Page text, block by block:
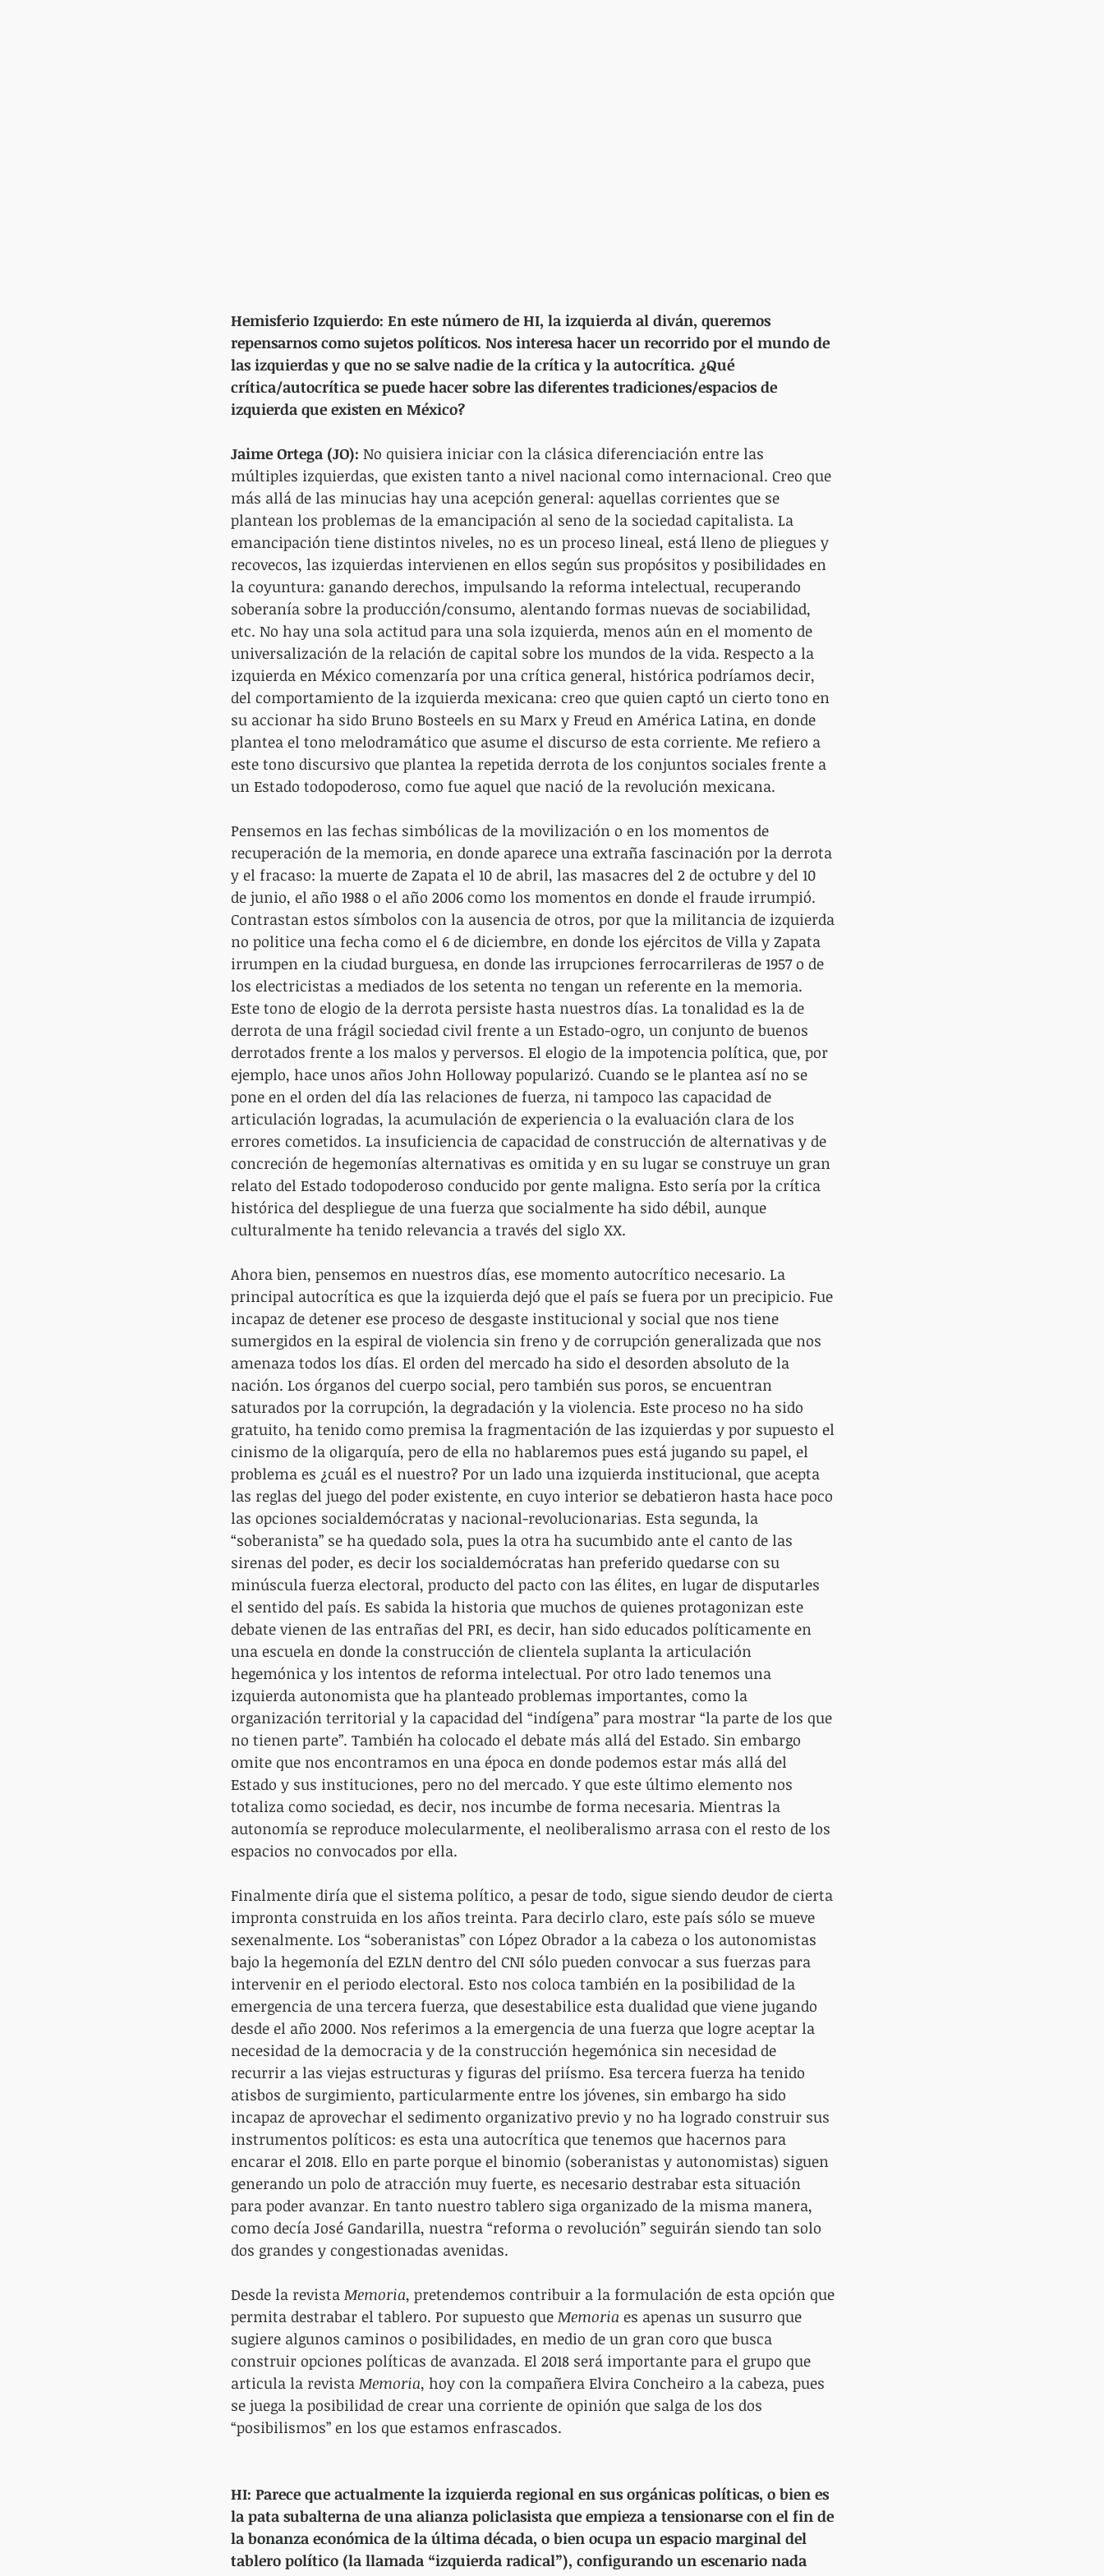
Hemisferio Izquierdo: En este número de HI, la izquierda al diván, queremos
repensarnos como sujetos políticos. Nos interesa hacer un recorrido por el mundo de
las izquierdas y que no se salve nadie de la crítica y la autocrítica. ¿Qué
crítica/autocrítica se puede hacer sobre las diferentes tradiciones/espacios de
izquierda que existen en México?
Jaime Ortega (JO): No quisiera iniciar con la clásica diferenciación entre las
múltiples izquierdas, que existen tanto a nivel nacional como internacional. Creo que
más allá de las minucias hay una acepción general: aquellas corrientes que se
plantean los problemas de la emancipación al seno de la sociedad capitalista. La
emancipación tiene distintos niveles, no es un proceso lineal, está lleno de pliegues y
recovecos, las izquierdas intervienen en ellos según sus propósitos y posibilidades en
la coyuntura: ganando derechos, impulsando la reforma intelectual, recuperando
soberanía sobre la producción/consumo, alentando formas nuevas de sociabilidad,
etc. No hay una sola actitud para una sola izquierda, menos aún en el momento de
universalización de la relación de capital sobre los mundos de la vida. Respecto a la
izquierda en México comenzaría por una crítica general, histórica podríamos decir,
del comportamiento de la izquierda mexicana: creo que quien captó un cierto tono en
su accionar ha sido Bruno Bosteels en su Marx y Freud en América Latina, en donde
plantea el tono melodramático que asume el discurso de esta corriente. Me refiero a
este tono discursivo que plantea la repetida derrota de los conjuntos sociales frente a
un Estado todopoderoso, como fue aquel que nació de la revolución mexicana.
Pensemos en las fechas simbólicas de la movilización o en los momentos de
recuperación de la memoria, en donde aparece una extraña fascinación por la derrota
y el fracaso: la muerte de Zapata el 10 de abril, las masacres del 2 de octubre y del 10
de junio, el año 1988 o el año 2006 como los momentos en donde el fraude irrumpió.
Contrastan estos símbolos con la ausencia de otros, por que la militancia de izquierda
no politice una fecha como el 6 de diciembre, en donde los ejércitos de Villa y Zapata
irrumpen en la ciudad burguesa, en donde las irrupciones ferrocarrileras de 1957 o de
los electricistas a mediados de los setenta no tengan un referente en la memoria.
Este tono de elogio de la derrota persiste hasta nuestros días. La tonalidad es la de
derrota de una frágil sociedad civil frente a un Estado-ogro, un conjunto de buenos
derrotados frente a los malos y perversos. El elogio de la impotencia política, que, por
ejemplo, hace unos años John Holloway popularizó. Cuando se le plantea así no se
pone en el orden del día las relaciones de fuerza, ni tampoco las capacidad de
articulación logradas, la acumulación de experiencia o la evaluación clara de los
errores cometidos. La insuficiencia de capacidad de construcción de alternativas y de
concreción de hegemonías alternativas es omitida y en su lugar se construye un gran
relato del Estado todopoderoso conducido por gente maligna. Esto sería por la crítica
histórica del despliegue de una fuerza que socialmente ha sido débil, aunque
culturalmente ha tenido relevancia a través del siglo XX.
Ahora bien, pensemos en nuestros días, ese momento autocrítico necesario. La
principal autocrítica es que la izquierda dejó que el país se fuera por un precipicio. Fue
incapaz de detener ese proceso de desgaste institucional y social que nos tiene
sumergidos en la espiral de violencia sin freno y de corrupción generalizada que nos
amenaza todos los días. El orden del mercado ha sido el desorden absoluto de la
nación. Los órganos del cuerpo social, pero también sus poros, se encuentran
saturados por la corrupción, la degradación y la violencia. Este proceso no ha sido
gratuito, ha tenido como premisa la fragmentación de las izquierdas y por supuesto el
cinismo de la oligarquía, pero de ella no hablaremos pues está jugando su papel, el
problema es ¿cuál es el nuestro? Por un lado una izquierda institucional, que acepta
las reglas del juego del poder existente, en cuyo interior se debatieron hasta hace poco
las opciones socialdemócratas y nacional-revolucionarias. Esta segunda, la
“soberanista” se ha quedado sola, pues la otra ha sucumbido ante el canto de las
sirenas del poder, es decir los socialdemócratas han preferido quedarse con su
minúscula fuerza electoral, producto del pacto con las élites, en lugar de disputarles
el sentido del país. Es sabida la historia que muchos de quienes protagonizan este
debate vienen de las entrañas del PRI, es decir, han sido educados políticamente en
una escuela en donde la construcción de clientela suplanta la articulación
hegemónica y los intentos de reforma intelectual. Por otro lado tenemos una
izquierda autonomista que ha planteado problemas importantes, como la
organización territorial y la capacidad del “indígena” para mostrar “la parte de los que
no tienen parte”. También ha colocado el debate más allá del Estado. Sin embargo
omite que nos encontramos en una época en donde podemos estar más allá del
Estado y sus instituciones, pero no del mercado. Y que este último elemento nos
totaliza como sociedad, es decir, nos incumbe de forma necesaria. Mientras la
autonomía se reproduce molecularmente, el neoliberalismo arrasa con el resto de los
espacios no convocados por ella.
Finalmente diría que el sistema político, a pesar de todo, sigue siendo deudor de cierta
impronta construida en los años treinta. Para decirlo claro, este país sólo se mueve
sexenalmente. Los “soberanistas” con López Obrador a la cabeza o los autonomistas
bajo la hegemonía del EZLN dentro del CNI sólo pueden convocar a sus fuerzas para
intervenir en el periodo electoral. Esto nos coloca también en la posibilidad de la
emergencia de una tercera fuerza, que desestabilice esta dualidad que viene jugando
desde el año 2000. Nos referimos a la emergencia de una fuerza que logre aceptar la
necesidad de la democracia y de la construcción hegemónica sin necesidad de
recurrir a las viejas estructuras y figuras del priísmo. Esa tercera fuerza ha tenido
atisbos de surgimiento, particularmente entre los jóvenes, sin embargo ha sido
incapaz de aprovechar el sedimento organizativo previo y no ha logrado construir sus
instrumentos políticos: es esta una autocrítica que tenemos que hacernos para
encarar el 2018. Ello en parte porque el binomio (soberanistas y autonomistas) siguen
generando un polo de atracción muy fuerte, es necesario destrabar esta situación
para poder avanzar. En tanto nuestro tablero siga organizado de la misma manera,
como decía José Gandarilla, nuestra “reforma o revolución” seguirán siendo tan solo
dos grandes y congestionadas avenidas.
Desde la revista Memoria, pretendemos contribuir a la formulación de esta opción que
permita destrabar el tablero. Por supuesto que Memoria es apenas un susurro que
sugiere algunos caminos o posibilidades, en medio de un gran coro que busca
construir opciones políticas de avanzada. El 2018 será importante para el grupo que
articula la revista Memoria, hoy con la compañera Elvira Concheiro a la cabeza, pues
se juega la posibilidad de crear una corriente de opinión que salga de los dos
“posibilismos” en los que estamos enfrascados.
HI: Parece que actualmente la izquierda regional en sus orgánicas políticas, o bien es
la pata subalterna de una alianza policlasista que empieza a tensionarse con el fin de
la bonanza económica de la última década, o bien ocupa un espacio marginal del
tablero político (la llamada “izquierda radical”), configurando un escenario nada